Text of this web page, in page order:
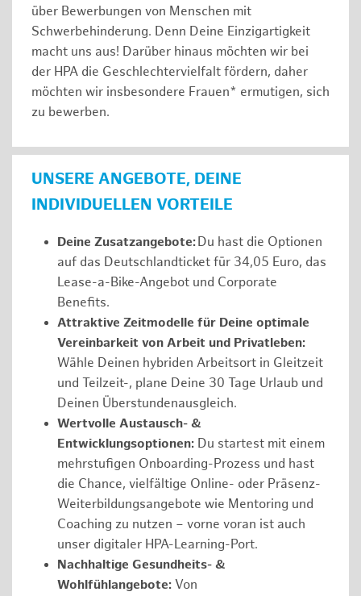
über Bewerbungen von Menschen mit
Schwerbehinderung. Denn Deine Einzigartigkeit
macht uns aus! Darüber hinaus möchten wir bei
der HPA die Geschlechtervielfalt fördern, daher
möchten wir insbesondere Frauen* ermutigen, sich
zu bewerben.
UNSERE ANGEBOTE, DEINE
INDIVIDUELLEN VORTEILE
Deine Zusatzangebote: Du hast die Optionen
auf das Deutschlandticket für 34,05 Euro, das
Lease-a-Bike-Angebot und Corporate
Benefits.
Attraktive Zeitmodelle für Deine optimale
Vereinbarkeit von Arbeit und Privatleben:
Wähle Deinen hybriden Arbeitsort in Gleitzeit
und Teilzeit-, plane Deine 30 Tage Urlaub und
Deinen Überstundenausgleich.
Wertvolle Austausch- &
Entwicklungsoptionen: Du startest mit einem
mehrstufigen Onboarding-Prozess und hast
die Chance, vielfältige Online- oder Präsenz-
Weiterbildungsangebote wie Mentoring und
Coaching zu nutzen – vorne voran ist auch
unser digitaler HPA-Learning-Port.
Nachhaltige Gesundheits- &
Wohlfühlangebote: Von